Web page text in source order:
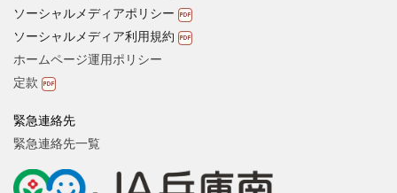
ソーシャルメディアポリシー
ソーシャルメディア利用規約
ホームページ運用ポリシー
定款
緊急連絡先
緊急連絡先一覧